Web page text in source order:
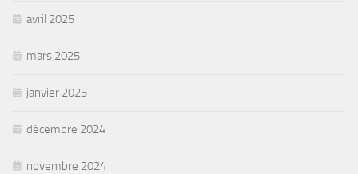
avril 2025
mars 2025
janvier 2025
décembre 2024
novembre 2024